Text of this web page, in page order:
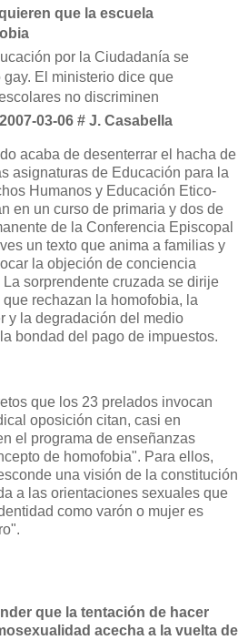
que la escuela
por la Ciudadanía se
El ministerio dice que
no discriminen
03-06 # J. Casabella
acaba de desenterrar el hacha de
asignaturas de Educación para la
Humanos y Educación Etico-
en un curso de primaria y dos de
de la Conferencia Episcopal
un texto que anima a familias y
la objeción de conciencia
sorprendente cruzada se dirije
rechazan la homofobia, la
y la degradación del medio
bondad del pago de impuestos.
que los 23 prelados invocan
oposición citan, casi en
el programa de enseñanzas
de homofobia". Para ellos,
una visión de la constitución
a las orientaciones sexuales que
como varón o mujer es
que la tentación de hacer
acecha a la vuelta de